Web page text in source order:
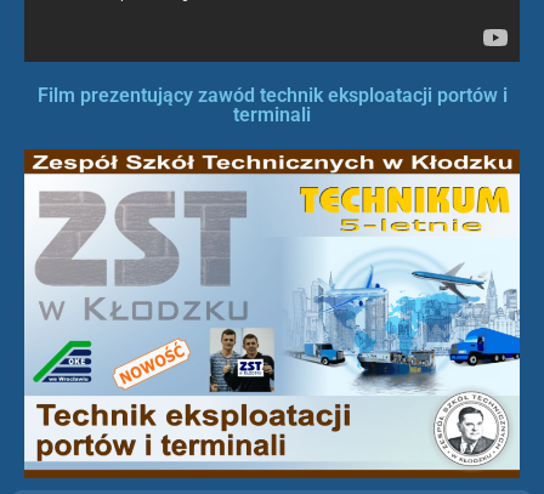
Film prezentujący zawód technik eksploatacji portów i
terminali